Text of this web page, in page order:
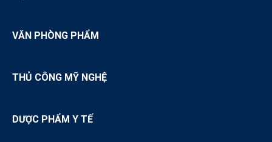
VĂN PHÒNG PHẨM
THỦ CÔNG MỸ NGHỆ
DƯỢC PHẨM Y TẾ